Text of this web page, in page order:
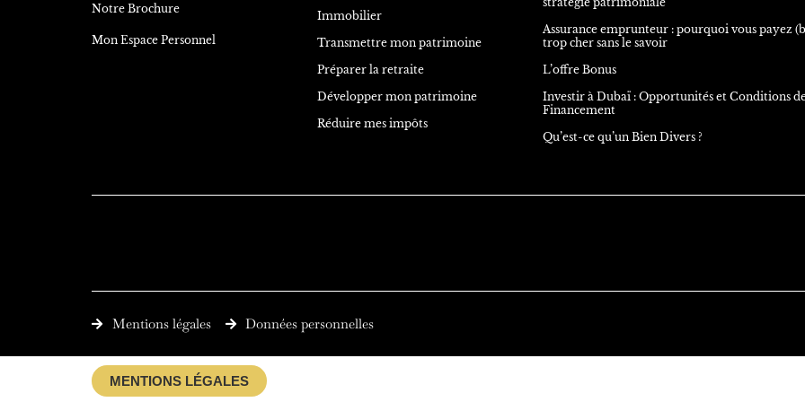
Notre Brochure
Mon Espace Personnel
Immobilier
Transmettre mon patrimoine
Préparer la retraite
Développer mon patrimoine
Réduire mes impôts
Assurance emprunteur : pourquoi vous payez
trop cher sans le savoir
L’offre Bonus
Investir à Dubaï : Opportunités et Conditions
Financement
Qu’est-ce qu’un Bien Divers ?
Mentions légales Données personnelles
MENTIONS LÉGALES